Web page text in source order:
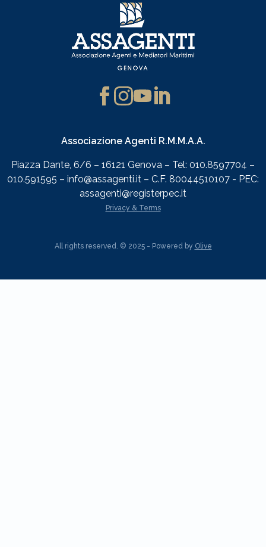
Associazione Agenti R.M.M.A.A.
Piazza Dante, 6/6 – 16121 Genova – Tel: 010.8597704 –
010.591595 – info@assagenti.it – C.F. 80044510107 - PEC:
assagenti@registerpec.it
Privacy & Terms
All rights reserved. © 2025 - Powered by Olive